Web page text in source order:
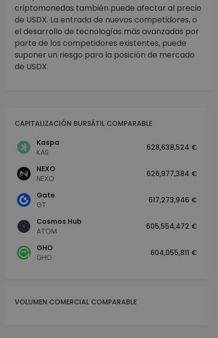
criptomonedas también puede afectar al precio
de USDX. La entrada de nuevos competidores, o
el desarrollo de tecnologías más avanzadas por
parte de los competidores existentes, puede
suponer un riesgo para la posición de mercado
de USDX.
CAPITALIZACIÓN BURSÁTIL COMPARABLE
Kaspa
KAS
628,638,524 €
NEXO
NEXO
626,977,384 €
Gate
GT
617,273,946 €
Cosmos Hub
ATOM
605,554,472 €
GHO
GHO
604,055,811 €
VOLUMEN COMERCIAL COMPARABLE